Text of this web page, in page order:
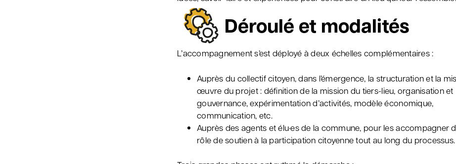
Déroulé et modalités
L’accompagnement s’est déployé à deux échelles complémentaires :
Auprès du collectif citoyen, dans l’émergence, la structuration et la
œuvre du projet : définition de la mission du tiers-lieu, organisation et
gouvernance, expérimentation d’activités, modèle économique,
communication, etc.
Auprès des agents et élu·es de la commune, pour les accompagner
rôle de soutien à la participation citoyenne tout au long du processus.